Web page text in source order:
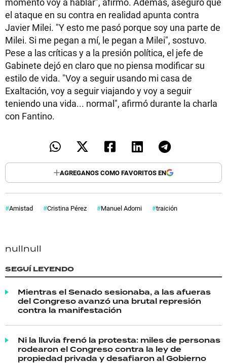
el ataque en su contra en realidad apunta contra
Javier Milei. "Y esto me pasó porque soy una parte de
Milei. Si me pegan a mí, le pegan a Milei", sostuvo.
Pese a las críticas y a la presión política, el jefe de
Gabinete dejó en claro que no piensa modificar su
estilo de vida. "Voy a seguir usando mi casa de
Exaltación, voy a seguir viajando y voy a seguir
teniendo una vida... normal", afirmó durante la charla
con Fantino.
AGREGANOS COMO FAVORITOS EN
Amistad Cristina Pérez Manuel Adorni traición
nullnull
SEGUÍ LEYENDO
Mientras el Senado sesionaba, a las afueras
del Congreso avanzó una brutal represión
contra la manifestación
Ni la lluvia frenó la protesta: miles de personas
rodearon el Congreso contra la ley de
propiedad privada y desafiaron al Gobierno